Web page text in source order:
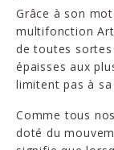
Grâce à son
multifonction
de toutes
épaisses aux
limitent pas à
Comme tous
doté du